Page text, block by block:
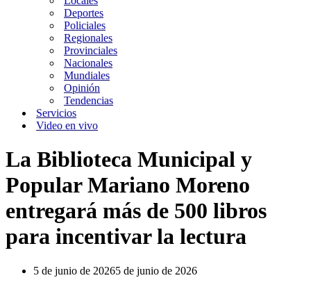
Deportes
Policiales
Regionales
Provinciales
Nacionales
Mundiales
Opinión
Tendencias
Servicios
Video en vivo
La Biblioteca Municipal y
Popular Mariano Moreno
entregará más de 500 libros
para incentivar la lectura
5 de junio de 20265 de junio de 2026